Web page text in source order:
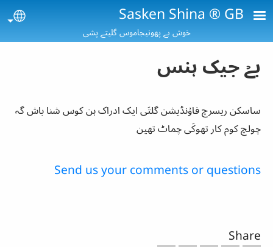
Skip to main content
Sasken Shina ® GB
خوش بے پھونیجاموس گلیتے پشی
بےۡ جیک ہنس
ساسکن ریسرچ فاۇنڈیشن گلتَی ایک ادراک ہن کوس شنا باش گہ
چولچ کوم کار تھوکَی چماٹ تھین
Send us your comments or questions
Share